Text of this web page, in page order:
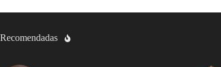
Recomendadas